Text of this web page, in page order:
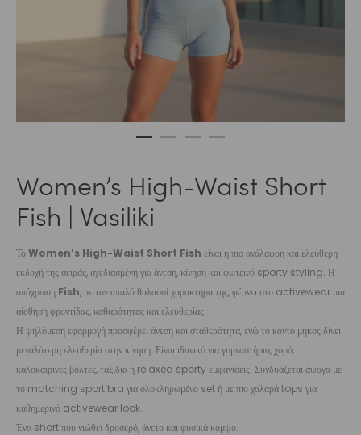
Women’s High-Waist Short
Fish | Vasiliki
ΤοWomen’s High-Waist Short Fish είναι η πιο ανάλαφρη και ελεύθερη
εκδοχή της σειράς, σχεδιασμένη για άνεση, κίνηση και φωτεινό sporty styling. Η
απόχρωση Fish, με τον απαλό θαλασσί χαρακτήρα της, φέρνει στο activewear μια
αίσθηση φροντίδας, καθαρότητας και ελευθερίας.
Η ψηλόμεση εφαρμογή προσφέρει άνεση και σταθερότητα, ενώ το κοντό μήκος δίνει
μεγαλύτερη ελευθερία στην κίνηση. Είναι ιδανικό για γυμναστήριο, χορό,
καλοκαιρινές βόλτες, ταξίδια ή relaxed sporty εμφανίσεις. Συνδυάζεται άψογα με
το matching sport bra για ολοκληρωμένο set ή με πιο χαλαρά tops για
καθημερινό activewear look.
Ένα short που νιώθει δροσερό, άνετο και φυσικά κομψό.